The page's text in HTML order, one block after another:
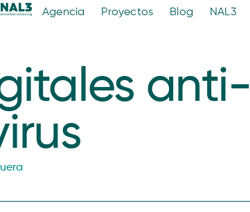
Agencia Proyectos Blog NAL3
anti-